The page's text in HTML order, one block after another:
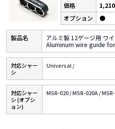
アルミ製 12ゲージ用 ワ
Aluminum wire guide
●
対応シャー
シ
Universal /
対応シャー
シ (オプシ
ョン)
MSR-020 /MSR-020A /